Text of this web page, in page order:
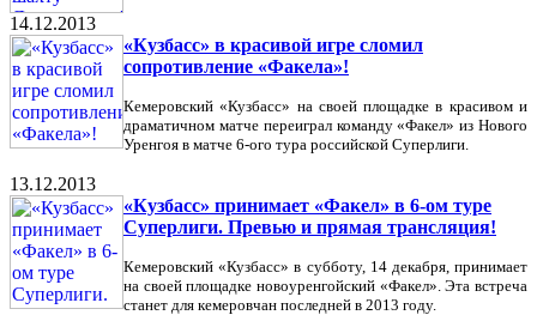
14.12.2013
«Кузбасс» в красивой игре сломил
сопротивление «Факела»!
Кемеровский «Кузбасс» на своей площадке в красивом и
драматичном матче переиграл команду «Факел» из Нового
Уренгоя в матче 6-ого тура российской Суперлиги.
13.12.2013
«Кузбасс» принимает «Факел» в 6-ом туре
Суперлиги. Превью и прямая трансляция!
Кемеровский «Кузбасс» в субботу, 14 декабря, принимает
на своей площадке новоуренгойский «Факел». Эта встреча
станет для кемеровчан последней в 2013 году.